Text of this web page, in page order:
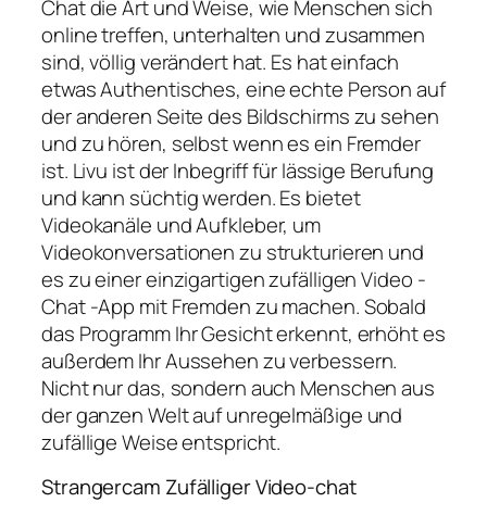
Chat die Art und Weise, wie Menschen sich
online treffen, unterhalten und zusammen
sind, völlig verändert hat. Es hat einfach
etwas Authentisches, eine echte Person auf
der anderen Seite des Bildschirms zu sehen
und zu hören, selbst wenn es ein Fremder
ist. Livu ist der Inbegriff für lässige Berufung
und kann süchtig werden. Es bietet
Videokanäle und Aufkleber, um
Videokonversationen zu strukturieren und
es zu einer einzigartigen zufälligen Video -
Chat -App mit Fremden zu machen. Sobald
das Programm Ihr Gesicht erkennt, erhöht es
außerdem Ihr Aussehen zu verbessern.
Nicht nur das, sondern auch Menschen aus
der ganzen Welt auf unregelmäßige und
zufällige Weise entspricht.
Strangercam Zufälliger Video-chat